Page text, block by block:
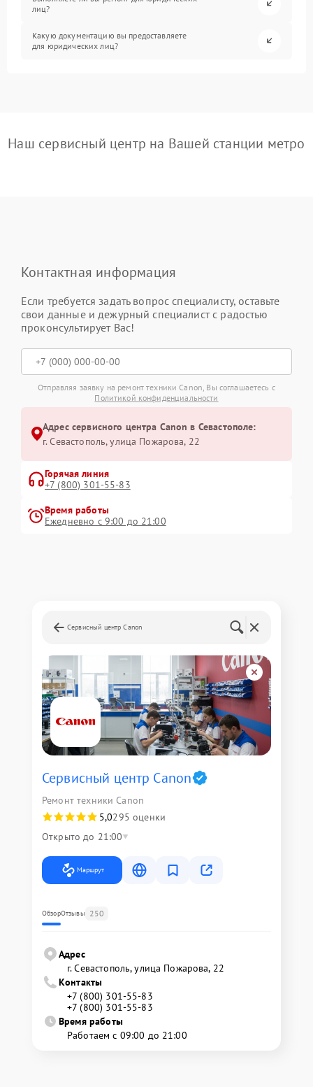
лиц?
Какую документацию вы предоставляете
для юридических лиц?
Наш сервисный центр на Вашей станции метро
Контактная информация
Если требуется задать вопрос специалисту, оставьте
свои данные и дежурный специалист с радостью
проконсультирует Вас!
Отправляя заявку на ремонт техники Canon, Вы соглашаетесь с
Политикой конфиденциальности
Адрес сервисного центра Canon в Севастополе:
г. Севастополь, улица Пожарова, 22
Горячая линия
+7 (800) 301-55-83
Время работы
Ежедневно с 9:00 до 21:00
Сервисный центр Canon
Сервисный центр Canon
Ремонт техники Canon
5,0295 оценки
Открыто до 21:00
Маршрут
ОбзорОтзывы 250
Адрес
г. Севастополь, улица Пожарова, 22
Контакты
+7 (800) 301-55-83
+7 (800) 301-55-83
Время работы
Работаем с 09:00 до 21:00